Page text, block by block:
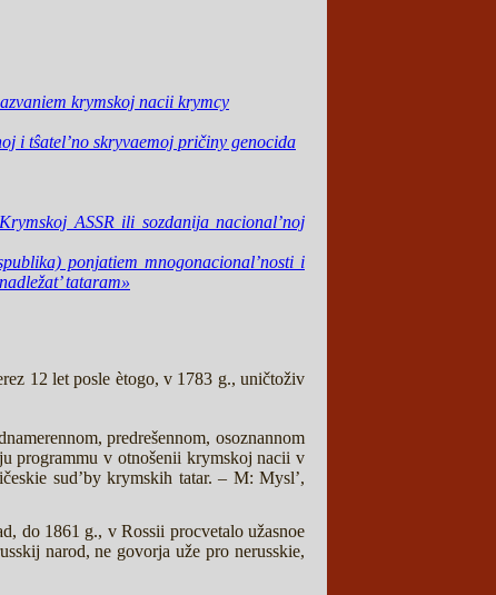
krymskoj nacii krymcy
i tŝatel’no skryvaemoj pričiny genocida
ASSR ili sozdanija nacional’noj
ponjatiem mnogonacional’nosti i
tataram»
12 let posle ètogo, v 1783 g., uničtoživ
predrešennom, osoznannom
programmu v otnošenii krymskoj nacii v
sud’by krymskih tatar. – M: Mysl’,
do 1861 g., v Rossii procvetalo užasnoe
narod, ne govorja uže pro nerusskie,